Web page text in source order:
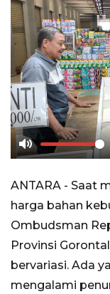
Mute
ANTARA - Saat
harga bahan
Ombudsman
Provinsi
bervariasi. Ada
mengalami